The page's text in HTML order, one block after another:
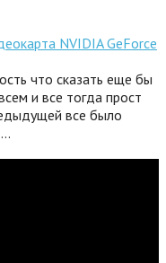
NVIDIA GeForce
что сказать еще бы
и все тогда прост
все было